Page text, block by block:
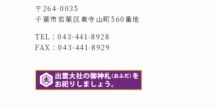
〒264-0035
千葉市若葉区東寺山町560番地
TEL：043-441-8928
FAX：043-441-8929